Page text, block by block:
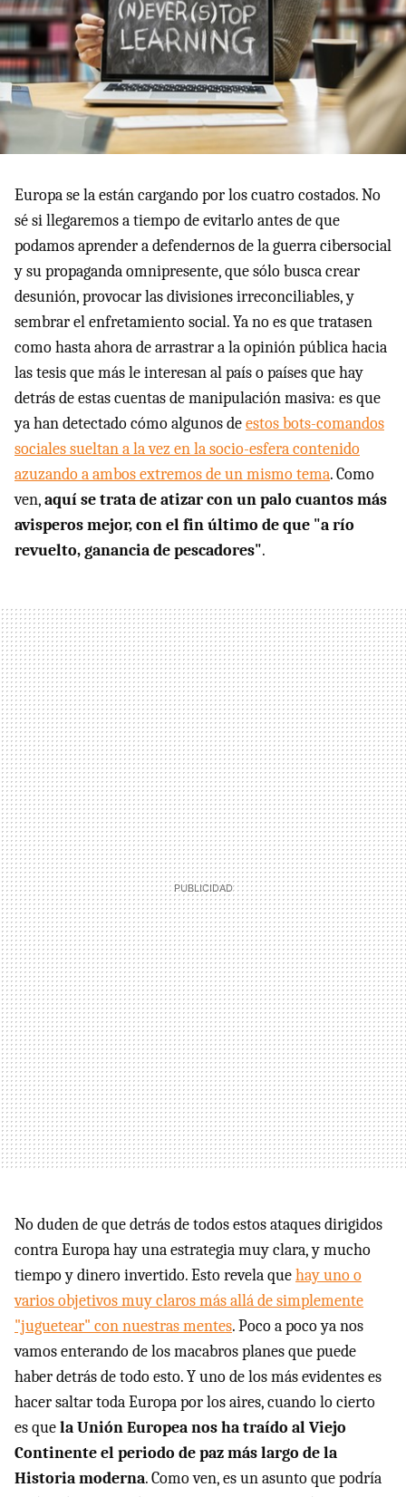
Europa se la están cargando por los cuatro costados. No
sé si llegaremos a tiempo de evitarlo antes de que
podamos aprender a defendernos de la guerra cibersocial
y su propaganda omnipresente, que sólo busca crear
desunión, provocar las divisiones irreconciliables, y
sembrar el enfretamiento social. Ya no es que tratasen
como hasta ahora de arrastrar a la opinión pública hacia
las tesis que más le interesan al país o países que hay
detrás de estas cuentas de manipulación masiva: es que
ya han detectado cómo algunos deestos bots-comandos
sociales sueltan a la vez en la socio-esfera contenido
azuzando a ambos extremos de un mismo tema. Como
ven,aquí se trata de atizar con un palo cuantos más
avisperos mejor, con el fin último de que "a río
revuelto, ganancia de pescadores".
No duden de que detrás de todos estos ataques dirigidos
contra Europa hay una estrategia muy clara, y mucho
tiempo y dinero invertido. Esto revela quehay uno o
varios objetivos muy claros más allá de simplemente
"juguetear" con nuestras mentes. Poco a poco ya nos
vamos enterando de los macabros planes que puede
haber detrás de todo esto. Y uno de los más evidentes es
hacer saltar toda Europa por los aires, cuando lo cierto
es quela Unión Europea nos ha traído al Viejo
Continente el periodo de paz más largo de la
Historia moderna. Como ven, es un asunto que podría